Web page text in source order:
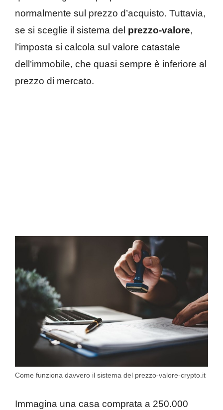
normalmente sul prezzo d’acquisto. Tuttavia,
se si sceglie il sistema del prezzo-valore,
l’imposta si calcola sul valore catastale
dell’immobile, che quasi sempre è inferiore al
prezzo di mercato.
Come funziona davvero il sistema del prezzo-valore-crypto.it
Immagina una casa comprata a 250.000